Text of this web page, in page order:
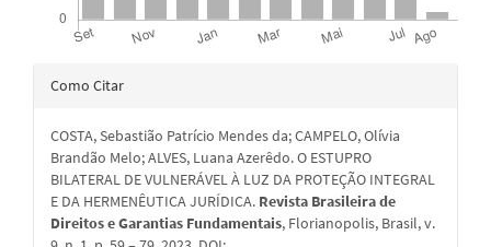
Detalhes
artigo
Como Citar
COSTA, Sebastião Patrício Mendes da; CAMPELO, Olívia
Brandão Melo; ALVES, Luana Azerêdo. O ESTUPRO
BILATERAL DE VULNERÁVEL À LUZ DA PROTEÇÃO INTEGRAL
E DA HERMENÊUTICA JURÍDICA. Revista Brasileira de
Direitos e Garantias Fundamentais, Florianopolis, Brasil, v.